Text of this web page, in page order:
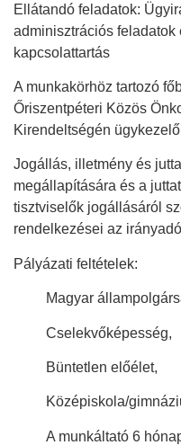
Ellátandó feladatok:
adminisztrációs feladatok
kapcsolattartás
A munkakörhöz tartozó
Őriszentpéteri Közös
Kirendeltségén
Jogállás, illetmény és
megállapítására és a
tisztviselők jogállásáról
rendelkezései az
Pályázati feltételek:
 Magyar
 Cselekvőképesség,
 Büntetlen előélet,
 Középiskola/
 A munkáltató 6